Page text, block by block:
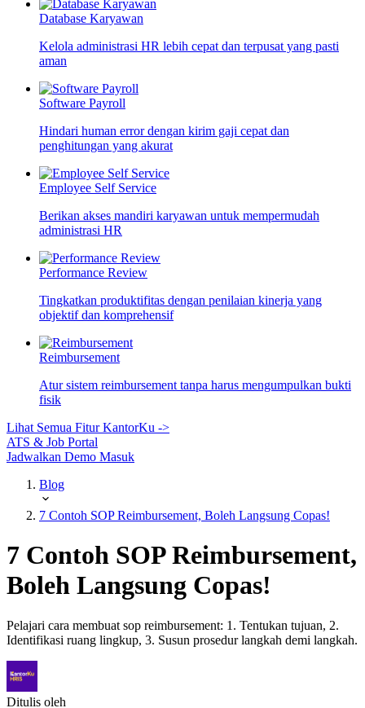
Database Karyawan
Kelola administrasi HR lebih cepat dan terpusat yang pasti
aman
Software Payroll
Hindari human error dengan kirim gaji cepat dan
penghitungan yang akurat
Employee Self Service
Berikan akses mandiri karyawan untuk mempermudah
administrasi HR
Performance Review
Tingkatkan produktifitas dengan penilaian kinerja yang
objektif dan komprehensif
Reimbursement
Atur sistem reimbursement tanpa harus mengumpulkan bukti
fisik
Lihat Semua Fitur KantorKu ->
ATS & Job Portal
Jadwalkan Demo Masuk
Blog
7 Contoh SOP Reimbursement, Boleh Langsung Copas!
7 Contoh SOP Reimbursement,
Boleh Langsung Copas!
Pelajari cara membuat sop reimbursement: 1. Tentukan tujuan, 2.
Identifikasi ruang lingkup, 3. Susun prosedur langkah demi langkah.
Ditulis oleh